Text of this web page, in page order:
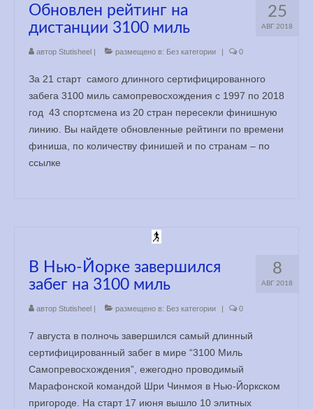
25
АВГ 2018
Обновлен рейтинг на
дистанции 3100 миль
автор Stutisheel | размещено в: Без категории | 0
За 21 старт самого длинного сертифицированного
забега 3100 миль самопревосхождения с 1997 по 2018
год 43 спортсмена из 20 стран пересекли финишную
линию. Вы найдете обновленные рейтинги по времени
финиша, по количеству финишей и по странам – по
ссылке
8
АВГ 2018
В Нью-Йорке завершился
забег на 3100 миль
автор Stutisheel | размещено в: Без категории | 0
7 августа в полночь завершился самый длинный
сертифицированный забег в мире “3100 Миль
Самопревосхождения”, ежегодно проводимый
Марафонской командой Шри Чинмоя в Нью-Йоркском
пригороде. На старт 17 июня вышло 10 элитных